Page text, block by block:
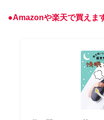
●Amazonや楽天で買えま